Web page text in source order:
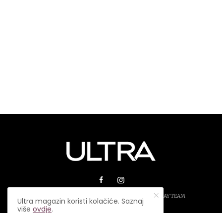
© 2026 ULTRA MAGAZIN. SVA PRAVA ZADRŽANA.PLAY TEAM
Ultra magazin koristi kolačiće. Saznaj
višeovdje.